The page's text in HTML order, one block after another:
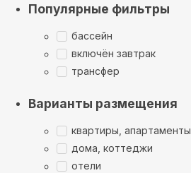
Популярные фильтры
бассейн
включён завтрак
трансфер
Варианты размещения
квартиры, апартаменты
дома, коттеджи
отели